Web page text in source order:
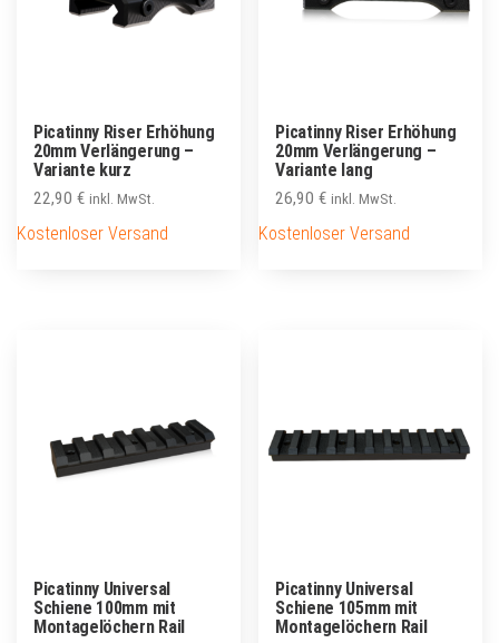
Picatinny Riser Erhöhung
20mm Verlängerung –
Variante kurz
22,90 € inkl. MwSt.
Kostenloser Versand
Picatinny Riser Erhöhung
20mm Verlängerung –
Variante lang
26,90€ inkl. MwSt.
Kostenloser Versand
Picatinny Universal
Schiene 100mm mit
Montagelöchern Rail
Picatinny Universal
Schiene 105mm mit
Montagelöchern Rail